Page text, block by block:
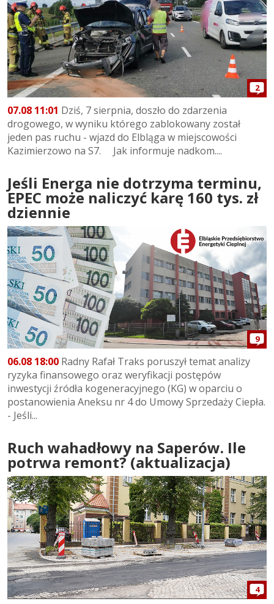
2
07.08 11:01 Dziś, 7 sierpnia, doszło do zdarzenia
drogowego, w wyniku którego zablokowany został
jeden pas ruchu - wjazd do Elbląga w miejscowości
Kazimierzowo na S7. Jak informuje nadkom....
Jeśli Energa nie dotrzyma terminu,
EPEC może naliczyć karę 160 tys. zł
dziennie
9
06.08 18:00 Radny Rafał Traks poruszył temat analizy
ryzyka finansowego oraz weryfikacji postępów
inwestycji źródła kogeneracyjnego (KG) w oparciu o
postanowienia Aneksu nr 4 do Umowy Sprzedaży Ciepła.
- Jeśli...
Ruch wahadłowy na Saperów. Ile
potrwa remont? (aktualizacja)
4